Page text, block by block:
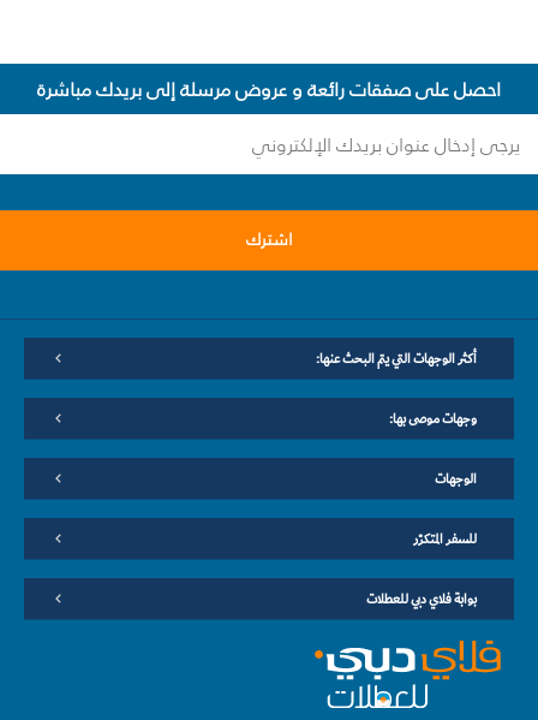
احصل على صفقات رائعة و عروض مرسلة إلى بريدك مباشرة
اشترك
أكثر الوجهات التي يتم البحث عنها:
وجهات موصى بها:
الوجهات
للسفر المتكرّر
بوابة فلاي دبي للعطلات